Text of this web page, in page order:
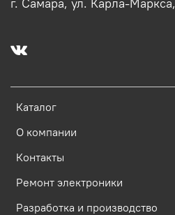
Каталог
О компании
Контакты
Ремонт электроники
Разработка и производство
г. Самара, ул. Карла-